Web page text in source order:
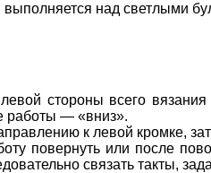
выполняется над светлыми
стороны всего
работы — «вниз».
к левой кромке,
повернуть или после
связать такты,